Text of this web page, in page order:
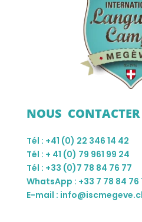
NOUS CONTACTER
Tél : +41 (0) 22 346 14 42
Tél : + 41 (0) 79 961 99 24
Tél : +33 (0)7 78 84 76 77
WhatsApp : +33 7 78 84 76
E-mail :